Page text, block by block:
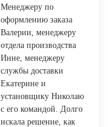
Менеджеру по
оформлению заказа
Валерии, менеджеру
отдела производства
Инне, менеджеру
службы доставки
Екатерине и
установщику Николаю
с его командой. Долго
искала решение, как